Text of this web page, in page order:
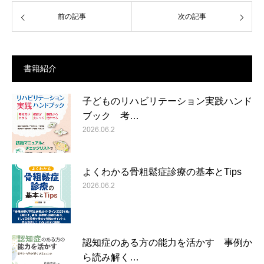
前の記事 次の記事
書籍紹介
子どものリハビリテーション実践ハンド
ブック 考…
2026.06.2
よくわかる骨粗鬆症診療の基本とTips
2026.06.2
認知症のある方の能力を活かす 事例か
ら読み解く…